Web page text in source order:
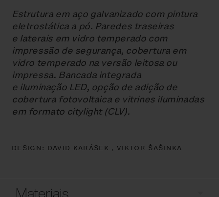
Estrutura em aço galvanizado com pintura
eletrostática a pó. Paredes traseiras
e laterais em vidro temperado com
impressão de segurança, cobertura em
vidro temperado na versão leitosa ou
impressa. Bancada integrada
e iluminação LED, opção de adição de
cobertura fotovoltaica e vitrines iluminadas
em formato citylight (CLV).
DESIGN: DAVID KARÁSEK , VIKTOR ŠAŠINKA